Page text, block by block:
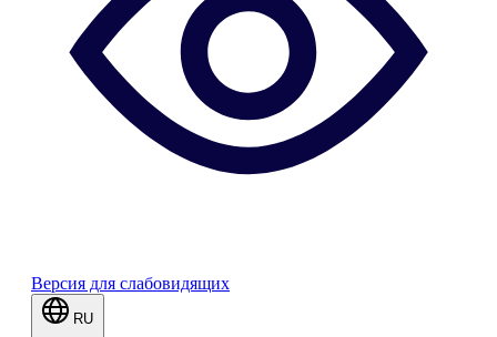
Версия для слабовидящих
RU